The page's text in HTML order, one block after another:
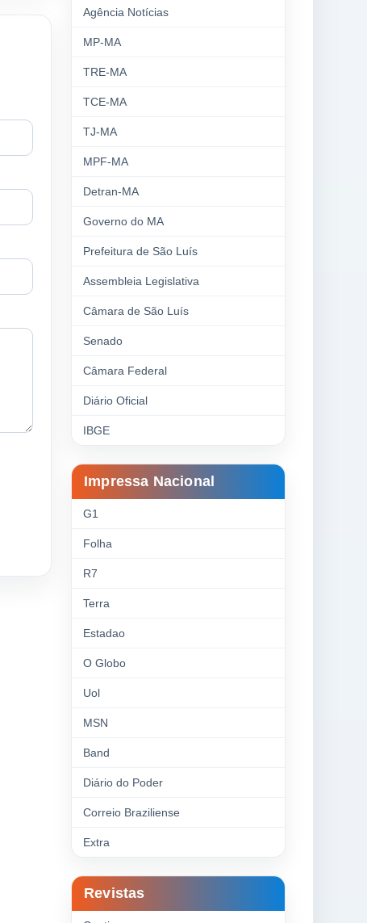
Agência Notícias
MP-MA
TRE-MA
TCE-MA
TJ-MA
MPF-MA
Detran-MA
Governo do MA
Prefeitura de São Luís
Assembleia Legislativa
Câmara de São Luís
Senado
Câmara Federal
Diário Oficial
IBGE
Impressa Nacional
G1
Folha
R7
Terra
Estadao
O Globo
Uol
MSN
Band
Diário do Poder
Correio Braziliense
Extra
Revistas